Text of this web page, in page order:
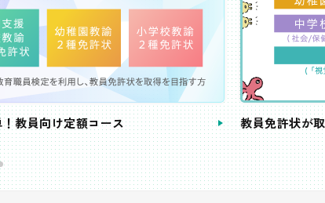
教員向け定額コース 教員免許状が